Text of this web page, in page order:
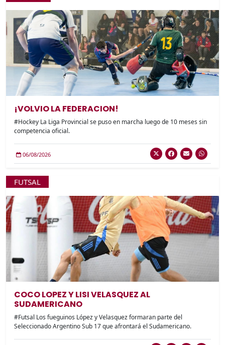
¡VOLVIO LA FEDERACION!
#Hockey La Liga Provincial se puso en marcha luego de 10 meses sin
competencia oficial.
06/08/2026
FUTSAL
COCO LOPEZ Y LISI VELASQUEZ AL
SUDAMERICANO
#Futsal Los fueguinos López y Velasquez formaran parte del
Seleccionado Argentino Sub 17 que afrontará el Sudamericano.